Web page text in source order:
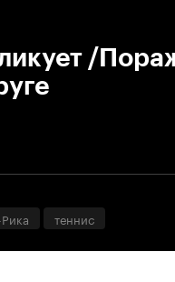
/
теннис